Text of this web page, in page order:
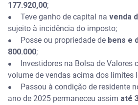
177.920,00;
● Teve ganho de capital na venda
sujeito à incidência do imposto;
● Posse ou propriedade de bens e
800.000;
●
Investidores na Bolsa de Valores
volume de vendas acima dos limites
●
Passou à condição de residente
ano de 2025 permaneceu assim até